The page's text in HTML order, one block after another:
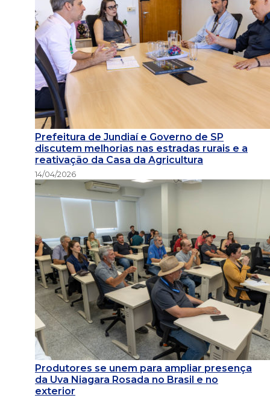
Prefeitura de Jundiaí e Governo de SP
discutem melhorias nas estradas rurais e a
reativação da Casa da Agricultura
14/04/2026
Produtores se unem para ampliar presença
da Uva Niagara Rosada no Brasil e no
exterior